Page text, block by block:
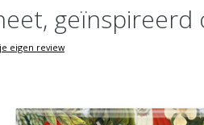
geïnspireerd
eigen review